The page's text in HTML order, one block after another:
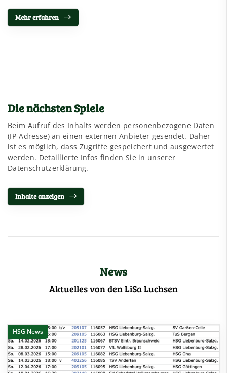
Mehr erfahren
Die nächsten Spiele
Beim Aufruf des Inhalts werden personenbezogene Daten
(IP-Adresse) an einen externen Anbieter gesendet. Daher
ist es möglich, dass Zugriffe gespeichert und ausgewertet
werden. Detaillierte Infos finden Sie in unserer
Datenschutzerklärung.
Inhalte anzeigen
News
Aktuelles von den LiSa Luchsen
HSG News